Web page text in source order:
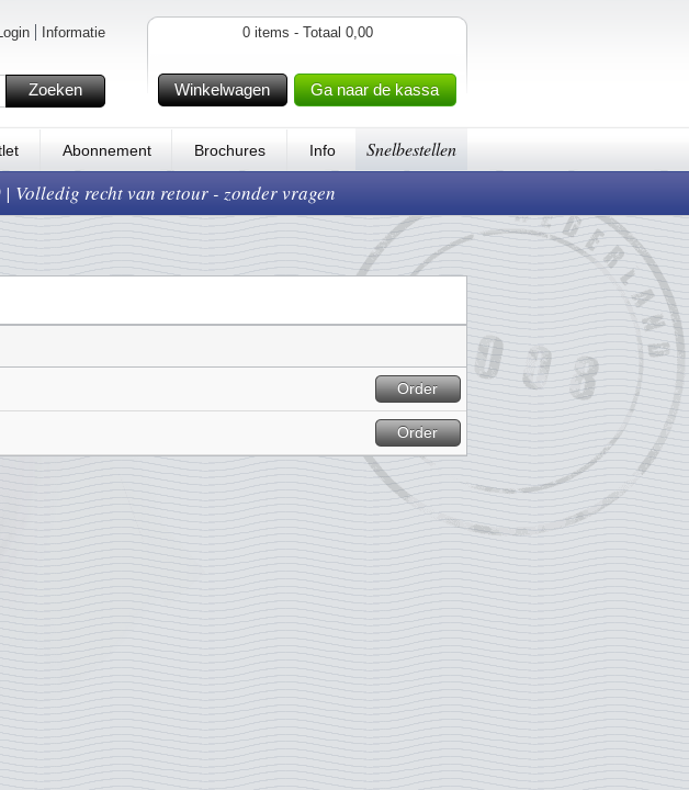
Informatie
Zoeken
0 items - Totaal 0,00
Winkelwagen Ga naar de kassa
Abonnement Brochures Info Snelbestellen
Volledig recht van retour - zonder vragen
Order
Order